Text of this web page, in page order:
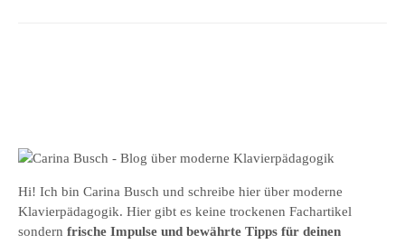
Hi! Ich bin Carina Busch und schreibe hier über moderne
Klavierpädagogik. Hier gibt es keine trockenen Fachartikel
sondern frische Impulse und bewährte Tipps für deinen